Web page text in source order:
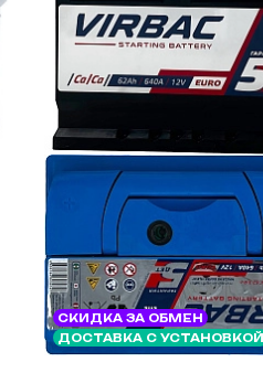
СКИДКА ЗА ОБМЕН
ДОСТАВКА С УСТАНОВКОЙ